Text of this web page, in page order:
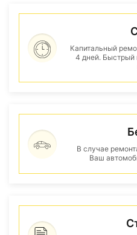
Капитальный
4 дней. Быстрый
В случае
Ваш